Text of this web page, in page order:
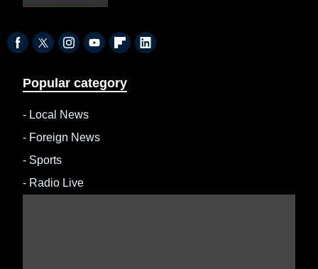
Popular category
- Local News
- Foreign News
- Sports
- Radio Live